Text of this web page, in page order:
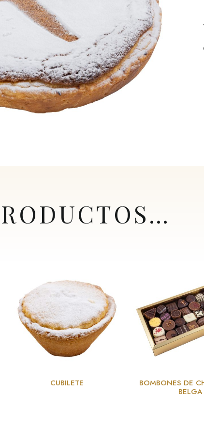
CUBILETE
BOMBONES DE
BELGA